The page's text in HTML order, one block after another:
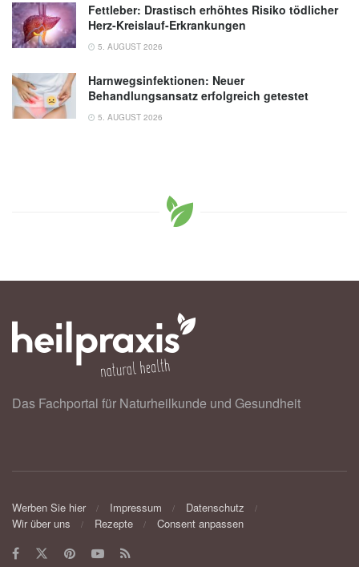
Fettleber: Drastisch erhöhtes Risiko tödlicher
Herz-Kreislauf-Erkrankungen
5. AUGUST 2026
Harnwegsinfektionen: Neuer
Behandlungsansatz erfolgreich getestet
5. AUGUST 2026
Das Fachportal für Naturheilkunde und Gesundheit
Werben Sie hier Impressum
Datenschutz
Wir über uns
Rezepte Consent anpassen